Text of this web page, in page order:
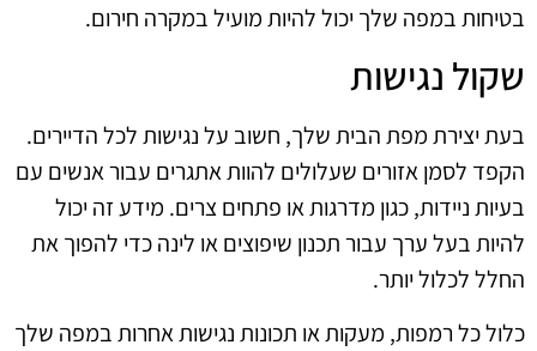
בטיחות במפה שלך יכול להיות מועיל במקרה חירום.
שקול נגישות
בעת יצירת מפת הבית שלך, חשוב על נגישות לכל הדיירים.
הקפד לסמן אזורים שעלולים להוות אתגרים עבור אנשים עם
בעיות ניידות, כגון מדרגות או פתחים צרים. מידע זה יכול
להיות בעל ערך עבור תכנון שיפוצים או לינה כדי להפוך את
החלל לכלול יותר.
כלול כל רמפות, מעקות או תכונות נגישות אחרות במפה שלך